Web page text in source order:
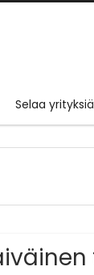
Selaa yrityksiä